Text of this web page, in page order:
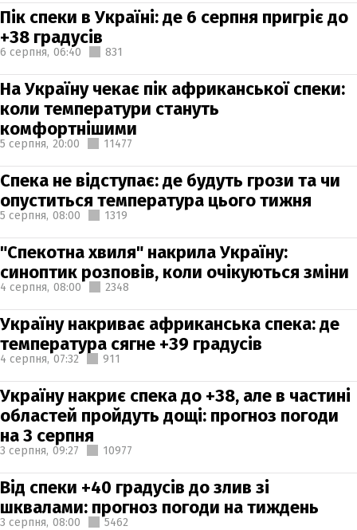
Пік спеки в Україні: де 6 серпня пригріє до
+38 градусів
6 серпня, 06:40 831
На Україну чекає пік африканської спеки:
коли температури стануть
комфортнішими
5 серпня, 20:00 11477
Спека не відступає: де будуть грози та чи
опуститься температура цього тижня
5 серпня, 08:00 1319
"Спекотна хвиля" накрила Україну:
синоптик розповів, коли очікуються зміни
4 серпня, 08:00 2348
Україну накриває африканська спека: де
температура сягне +39 градусів
4 серпня, 07:32 911
Україну накриє спека до +38, але в частині
областей пройдуть дощі: прогноз погоди
на 3 серпня
3 серпня, 09:27 10977
Від спеки +40 градусів до злив зі
шквалами: прогноз погоди на тиждень
3 серпня, 08:00 5462